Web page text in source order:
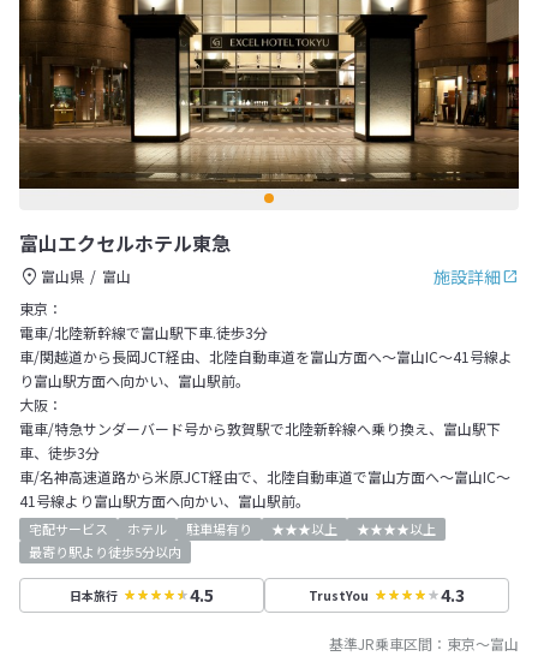
富山エクセルホテル東急
施設詳細
富山県
富山
東京：
電車/北陸新幹線で富山駅下車.徒歩3分
車/関越道から長岡JCT経由、北陸自動車道を富山方面へ～富山IC～41号線よ
り富山駅方面へ向かい、富山駅前。
大阪：
電車/特急サンダーバード号から敦賀駅で北陸新幹線へ乗り換え、富山駅下
車、徒歩3分
車/名神高速道路から米原JCT経由で、北陸自動車道で富山方面へ～富山IC～
41号線より富山駅方面へ向かい、富山駅前。
宅配サービス ホテル 駐車場有り ★★★以上
★★★★以上
最寄り駅より徒歩5分以内
日本旅行 4.5 TrustYou 4.3
基準JR乗車区間： 東京～富山